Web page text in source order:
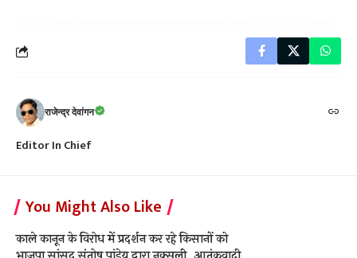
राजेन्द्र देवांगन
Editor In Chief
You Might Also Like
काले कानून के विरोध में प्रदर्शन कर रहे किसानों को